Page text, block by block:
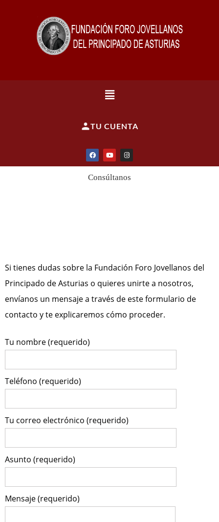
TU CUENTA
Consúltanos
Si tienes dudas sobre la Fundación Foro Jovellanos del
Principado de Asturias o quieres unirte a nosotros,
envíanos un mensaje a través de este formulario de
contacto y te explicaremos cómo proceder.
Tu nombre (requerido)
Teléfono (requerido)
Tu correo electrónico (requerido)
Asunto (requerido)
Mensaje (requerido)